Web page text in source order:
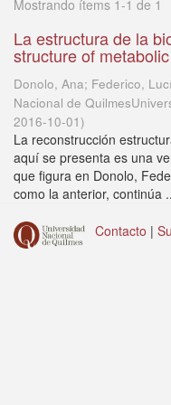
Mostrando ítems 1-1 de 1
La estructura de la
structure of
Donolo, Ana; Federico,
Nacional de
2016-10-01)
La reconstrucción
aquí se presenta es una
que figura en Donolo,
como la anterior, continúa
Contacto |